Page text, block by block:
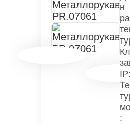
н
IP:
: